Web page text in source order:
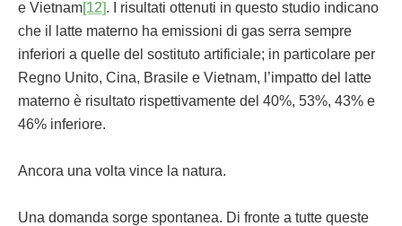
e Vietnam[12]. I risultati ottenuti in questo studio indicano
che il latte materno ha emissioni di gas serra sempre
inferiori a quelle del sostituto artificiale; in particolare per
Regno Unito, Cina, Brasile e Vietnam, l’impatto del latte
materno è risultato rispettivamente del 40%, 53%, 43% e
46% inferiore.
Ancora una volta vince la natura.
Una domanda sorge spontanea. Di fronte a tutte queste